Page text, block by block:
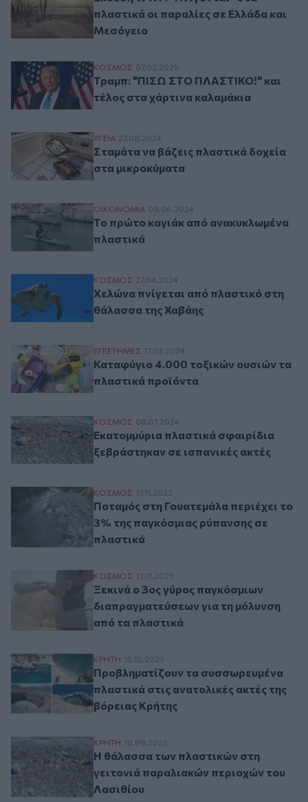
πλαστικά οι παραλίες σε Ελλάδα και
Μεσόγειο
Τραμπ: "ΠΙΣΩ ΣΤΟ ΠΛΑΣΤΙΚΟ!" και τέλος
ΚΟΣΜΟΣ 07.02.2025
Τραμπ: "ΠΙΣΩ ΣΤΟ ΠΛΑΣΤΙΚΟ!" και
τέλος στα χάρτινα καλαμάκια
Σταμάτα να βάζεις πλαστικά δοχεία στα
ΥΓΕΙΑ 27.08.2024
Σταμάτα να βάζεις πλαστικά δοχεία
στα μικροκύματα
Το πρώτο καγιάκ από ανακυκλωμένα
ΟΙΚΟΝΟΜΙΑ 09.06.2024
Το πρώτο καγιάκ από ανακυκλωμένα
πλαστικά
Χελώνα πνίγεται από πλαστικό στη
ΚΟΣΜΟΣ 27.04.2024
Χελώνα πνίγεται από πλαστικό στη
θάλασσα της Χαβάης
Καταφύγιο 4.000 τοξικών ουσιών τα
ΕΠΙΣΤΗΜΕΣ 17.03.2024
Καταφύγιο 4.000 τοξικών ουσιών τα
πλαστικά προϊόντα
Εκατομμύρια πλαστικά σφαιρίδια
ΚΟΣΜΟΣ 08.01.2024
Εκατομμύρια πλαστικά σφαιρίδια
ξεβράστηκαν σε ισπανικές ακτές
Ποταμός στη Γουατεμάλα περιέχει το
ΚΟΣΜΟΣ 17.11.2023
Ποταμός στη Γουατεμάλα περιέχει το
3% της παγκόσμιας ρύπανσης σε
πλαστικά
Ξεκινά ο 3ος γύρος παγκόσμιων
ΚΟΣΜΟΣ 13.11.2023
Ξεκινά ο 3ος γύρος παγκόσμιων
διαπραγματεύσεων για τη μόλυνση
από τα πλαστικά
Προβληματίζουν τα συσσωρευμένα
ΚΡΗΤΗ 15.10.2023
Προβληματίζουν τα συσσωρευμένα
πλαστικά στις ανατολικές ακτές της
βόρειας Κρήτης
Η θάλασσα των πλαστικών στη γειτονιά
ΚΡΗΤΗ 18.09.2023
Η θάλασσα των πλαστικών στη
γειτονιά παραλιακών περιοχών του
Λασιθίου